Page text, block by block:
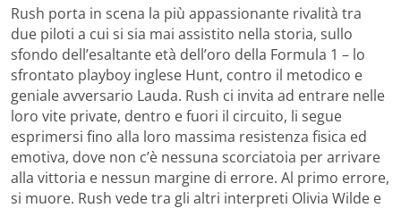
Rush porta in scena la più appassionante rivalità tra
due piloti a cui si sia mai assistito nella storia, sullo
sfondo dell’esaltante età dell’oro della Formula 1 – lo
sfrontato playboy inglese Hunt, contro il metodico e
geniale avversario Lauda. Rush ci invita ad entrare nelle
loro vite private, dentro e fuori il circuito, li segue
esprimersi fino alla loro massima resistenza fisica ed
emotiva, dove non c’è nessuna scorciatoia per arrivare
alla vittoria e nessun margine di errore. Al primo errore,
si muore. Rush vede tra gli altri interpreti Olivia Wilde e